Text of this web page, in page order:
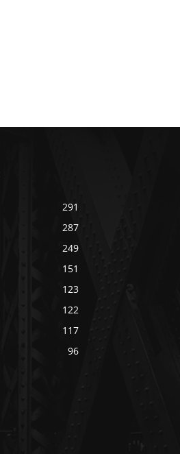
291
287
249
151
123
122
117
96